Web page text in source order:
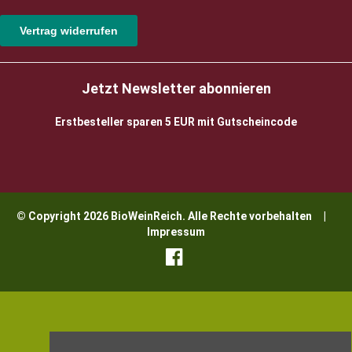
Vertrag widerrufen
Jetzt Newsletter abonnieren
Erstbesteller sparen 5 EUR mit Gutscheincode
© Copyright 2026 BioWeinReich. Alle Rechte vorbehalten |
Impressum